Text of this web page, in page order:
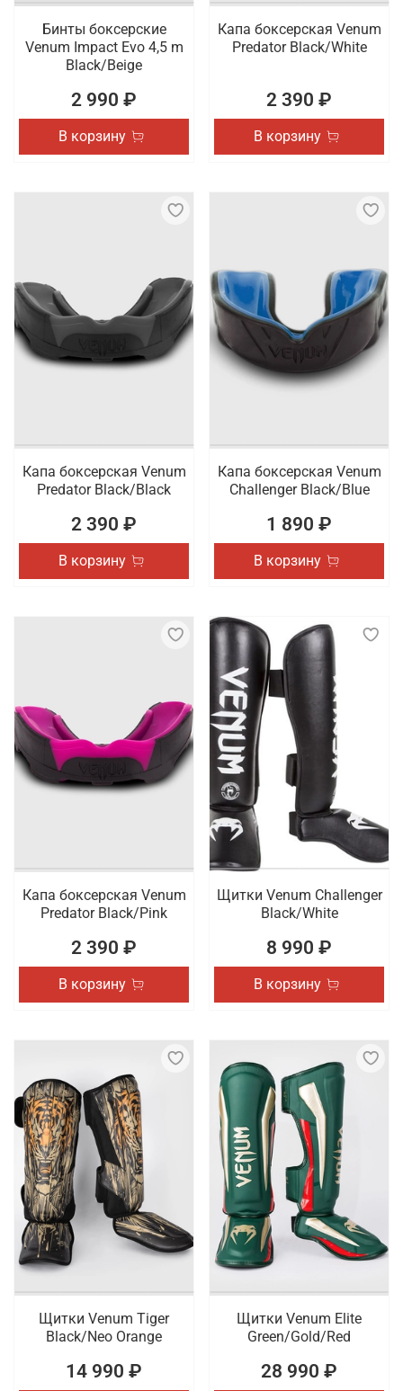
Бинты боксерские
Venum Impact Evo 4,5 m
Black/Beige
2 990 ₽
В корзину
Капа боксерская Venum
Predator Black/White
2 390 ₽
В корзину
Капа боксерская Venum
Predator Black/Black
2 390 ₽
В корзину
Капа боксерская Venum
Challenger Black/Blue
1 890 ₽
В корзину
Капа боксерская Venum
Predator Black/Pink
2 390 ₽
В корзину
Щитки Venum Challenger
Black/White
8 990 ₽
В корзину
Щитки Venum Tiger
Black/Neo Orange
14 990 ₽
Щитки Venum Elite
Green/Gold/Red
28 990 ₽